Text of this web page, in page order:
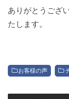
ありがとうござ
たします。
お客様の声